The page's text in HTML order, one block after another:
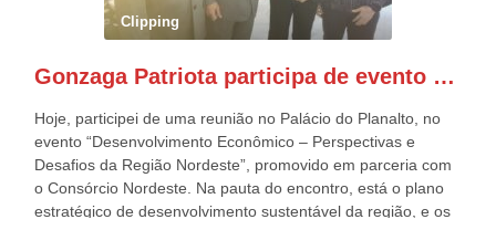
pessoas, só que o número de Patriotas Brasileiros
Independentes, dobrou na Esplanada. Eu, Lula e os
Patriota.
Clipping
Gonzaga Patriota participa de evento em prol do desenvolvimento do Nordeste
Hoje, participei de uma reunião no Palácio do Planalto, no
evento “Desenvolvimento Econômico – Perspectivas e
Desafios da Região Nordeste”, promovido em parceria com
o Consórcio Nordeste. Na pauta do encontro, está o plano
estratégico de desenvolvimento sustentável da região, e os